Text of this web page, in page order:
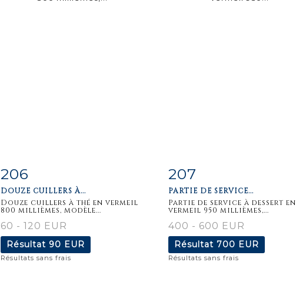
Fiche
206
DOUZE CUILLERS À...
Douze cuillers à thé en vermeil
800 millièmes, modèle...
60 - 120 EUR
Résultat 90 EUR
Résultats sans frais
Fiche
207
PARTIE DE SERVICE...
Partie de service à dessert en
vermeil 950 millièmes,...
400 - 600 EUR
Résultat 700 EUR
Résultats sans frais